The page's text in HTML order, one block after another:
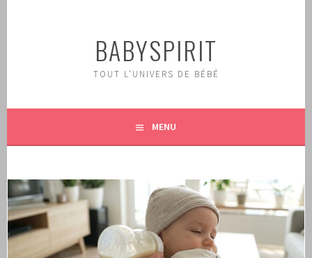
BABYSPIRIT
TOUT L'UNIVERS DE BÉBÉ
MENU